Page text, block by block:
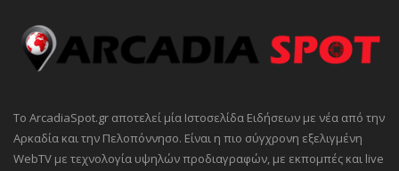
Το ArcadiaSpot.gr αποτελεί μία Ιστοσελίδα Ειδήσεων με νέα από την
Αρκαδία και την Πελοπόννησο. Είναι η πιο σύγχρονη εξελιγμένη
WebTV με τεχνολογία υψηλών προδιαγραφών, με εκπομπές και live